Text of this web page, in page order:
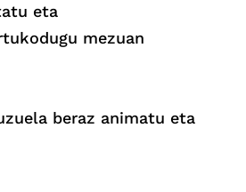
eta
mezuan
beraz animatu eta